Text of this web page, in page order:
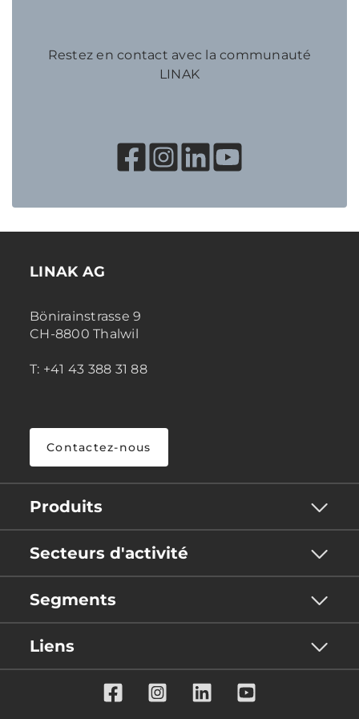
Restez en contact avec la communauté
LINAK
LINAK AG
Bönirainstrasse 9
CH-8800 Thalwil
T: +41 43 388 31 88
Contactez-nous
Produits
Secteurs d'activité
Segments
Liens